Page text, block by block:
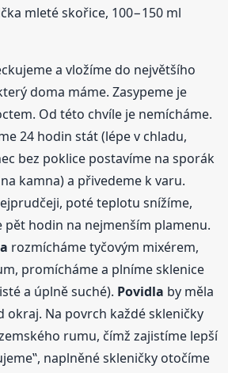
mleté skořice, 100−150 ml
a vložíme do největšího
doma máme. Zasypeme je
Od této chvíle je nemícháme.
24 hodin stát (lépe v chladu,
bez poklice postavíme na sporák
kamna) a přivedeme k varu.
poté teplotu snížíme,
hodin na nejmenším plamenu.
rozmícháme tyčovým mixérem,
promícháme a plníme sklenice
a úplně suché). Povidla by měla
okraj. Na povrch každé skleničky
rumu, čímž zajistíme lepší
naplněné skleničky otočíme